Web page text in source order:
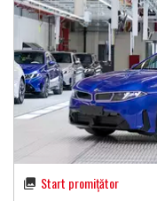
Start promițător